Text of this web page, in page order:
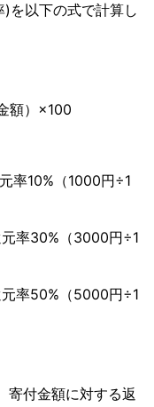
を以下の式で計算し
額）×100
率10%（1000円÷1
率30%（3000円÷1
率50%（5000円÷1
寄付金額に対する返